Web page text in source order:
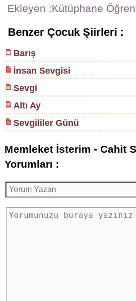
Ekleyen :Kütüphane
Benzer Çocuk Şiirleri :
Barış
İnsan Sevgisi
Sevgi
Altı Ay
Sevgililer Günü
Memleket İsterim - Cahit
Yorumları :